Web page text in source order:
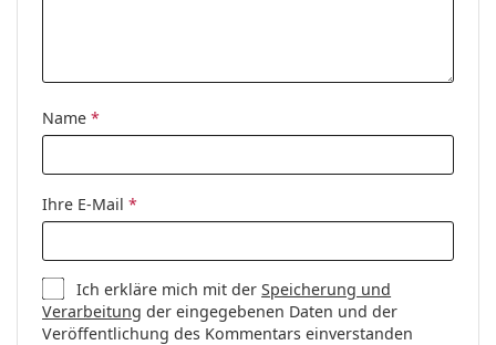
Name *
Ihre E-Mail *
Ich erkläre mich mit derSpeicherung und
Verarbeitung der eingegebenen Daten und der
Veröffentlichung des Kommentars einverstanden